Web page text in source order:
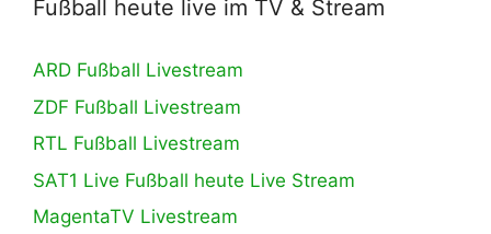
Fußball heute live im TV & Stream
ARD Fußball Livestream
ZDF Fußball Livestream
RTL Fußball Livestream
SAT1 Live Fußball heute Live Stream
MagentaTV Livestream